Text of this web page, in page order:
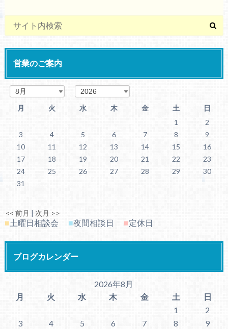
営業のご案内
月 火 水 木 金 土 日
<< 前月 | 次月 >>
1
2
3
4 5 6 7 8
9
10
11 12 13 14 15
16
17
18 19 20 21 22
23
24
25 26 27 28 29
30
31
■土曜日相談会 ■夜間相談日 ■定休日
ブログカレンダー
2026年8月
月
火 水 木 金 土 日
1
2
3
4 5 6 7 8
9